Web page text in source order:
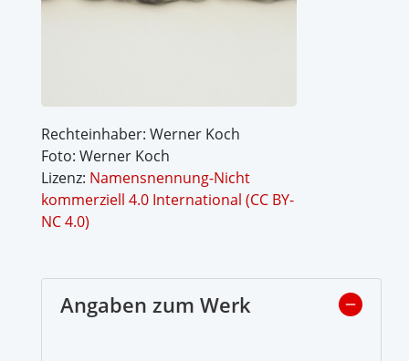
Rechteinhaber: Werner Koch
Foto: Werner Koch
Lizenz: Namensnennung-Nicht
kommerziell 4.0 International (CC BY-
NC 4.0)
Angaben zum Werk